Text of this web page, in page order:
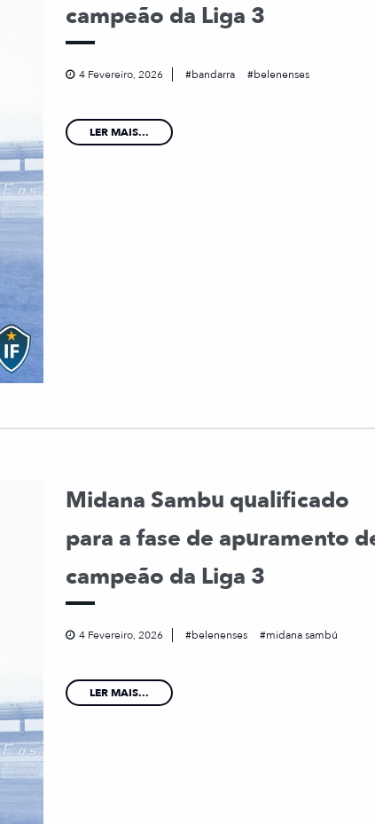
campeão da Liga 3
4 Fevereiro, 2026 bandarra belenenses
LER MAIS...
Midana Sambu qualificado
para a fase de apuramento
campeão da Liga 3
4 Fevereiro, 2026 belenenses midana sambú
LER MAIS...